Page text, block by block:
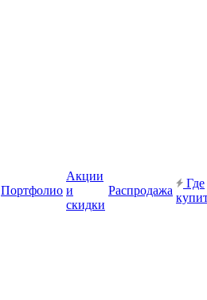
Портфолио
Акции
и
скидки
Распродажа
Где